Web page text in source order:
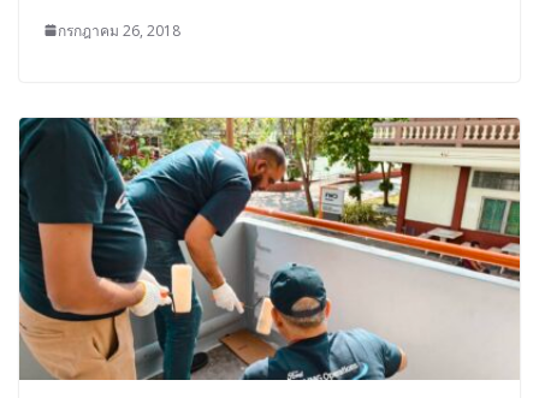
กรกฎาคม 26, 2018